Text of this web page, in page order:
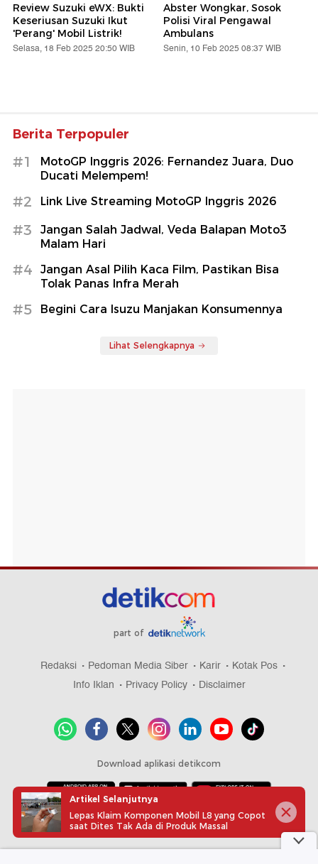
Review Suzuki eWX: Bukti
Keseriusan Suzuki Ikut
'Perang' Mobil Listrik!
Selasa, 18 Feb 2025 20:50 WIB
Abster Wongkar, Sosok
Polisi Viral Pengawal
Ambulans
Senin, 10 Feb 2025 08:37 WIB
Berita Terpopuler
#1
MotoGP Inggris 2026: Fernandez Juara, Duo
Ducati Melempem!
#2 Link Live Streaming MotoGP Inggris 2026
#3
Jangan Salah Jadwal, Veda Balapan Moto3
Malam Hari
#4
Jangan Asal Pilih Kaca Film, Pastikan Bisa
Tolak Panas Infra Merah
#5 Begini Cara Isuzu Manjakan Konsumennya
Lihat Selengkapnya
part of
Redaksi Pedoman Media Siber Karir
Kotak Pos
Info Iklan
Privacy Policy Disclaimer
Download aplikasi detikcom
Copyright @ 2026 detikcom, All right reserved
Artikel Selanjutnya
Lepas Klaim Komponen Mobil L8 yang Copot
saat Dites Tak Ada di Produk Massal